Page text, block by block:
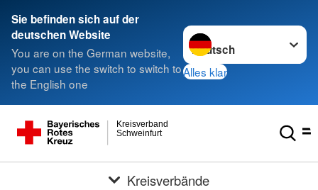
Sie befinden sich auf der
deutschen Website
You are on the German website,
you can use the switch to switch to
the English one
Sprache wechseln zu
Alles klar
Schweinfurt
Kreisverband
Kreisverbände